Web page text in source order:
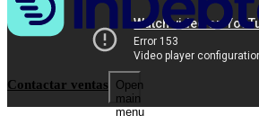
Contactar ventas
Open
main
menu